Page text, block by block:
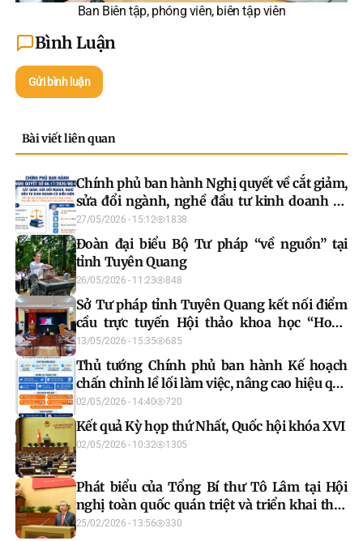
Ban Biên tập, phóng viên, biên tập viên
Bình Luận
Gửi bình luận
Bài viết liên quan
Chính phủ ban hành Nghị quyết về cắt giảm,
sửa đổi ngành, nghề đầu tư kinh doanh có
điều kiện
27/05/2026 - 15:12 1838
Đoàn đại biểu Bộ Tư pháp “về nguồn” tại
tỉnh Tuyên Quang
26/05/2026 - 11:23 848
Sở Tư pháp tỉnh Tuyên Quang kết nối điểm
cầu trực tuyến Hội thảo khoa học “Hoàn
thiện pháp luật về ban hành quyết định
hành chính”
13/05/2026 - 15:35 685
Thủ tướng Chính phủ ban hành Kế hoạch
chấn chỉnh lề lối làm việc, nâng cao hiệu quả
hoạt động của hệ thống chính trị
02/05/2026 - 14:40 720
Kết quả Kỳ họp thứ Nhất, Quốc hội khóa XVI
02/05/2026 - 10:32 1305
Phát biểu của Tổng Bí thư Tô Lâm tại Hội
nghị toàn quốc quán triệt và triển khai thực
hiện Nghị quyết số 79-NQ/TW, Nghị quyết
25/02/2026 - 13:56 330